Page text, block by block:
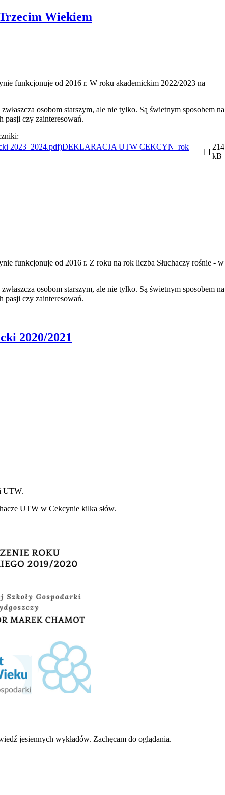
Wiekiem
funkcjonuje od 2016 r. W roku akademickim 2022/2023 na
osobom starszym, ale nie tylko. Są świetnym sposobem na
pasji czy zainteresowań.
DEKLARACJA UTW CEKCYN_rok
[ ]
214
kB
funkcjonuje od 2016 r. Z roku na rok liczba Słuchaczy rośnie - w
osobom starszym, ale nie tylko. Są świetnym sposobem na
pasji czy zainteresowań.
2020/2021
UTW.
UTW w Cekcynie kilka słów.
jesiennych wykładów. Zachęcam do oglądania.